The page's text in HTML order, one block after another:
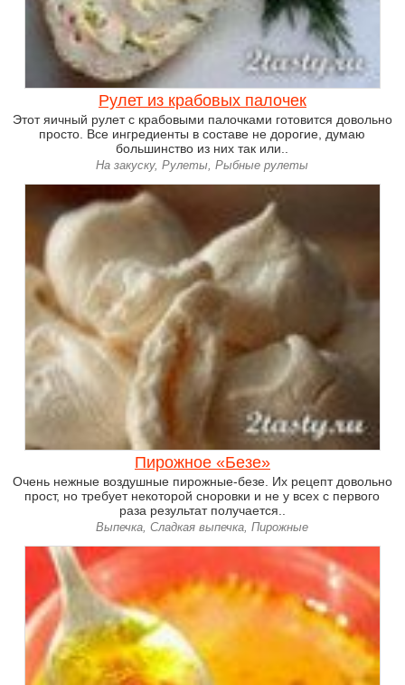
Рулет из крабовых палочек
Этот яичный рулет с крабовыми палочками готовится довольно
просто. Все ингредиенты в составе не дорогие, думаю
большинство из них так или..
На закуску, Рулеты, Рыбные рулеты
Пирожное «Безе»
Очень нежные воздушные пирожные-безе. Их рецепт довольно
прост, но требует некоторой сноровки и не у всех с первого
раза результат получается..
Выпечка, Сладкая выпечка, Пирожные